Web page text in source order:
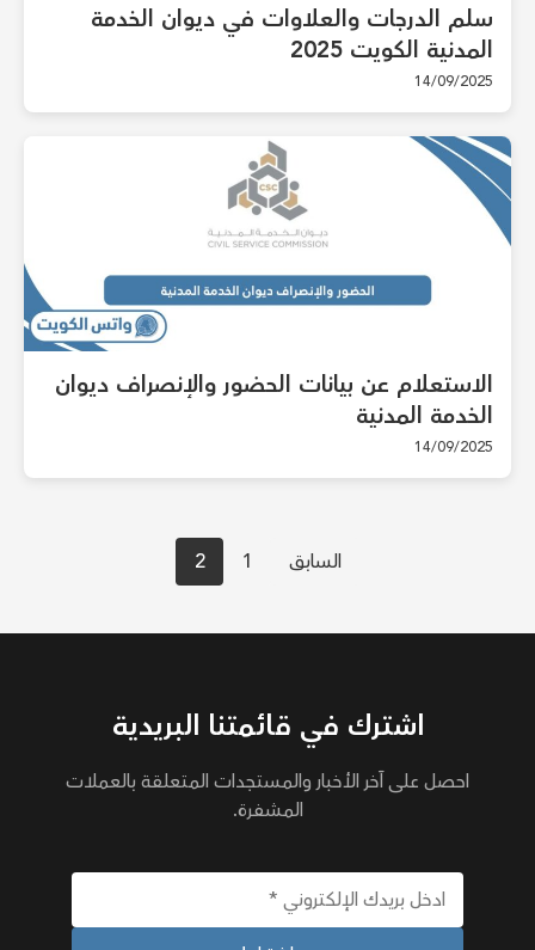
سلم الدرجات والعلاوات في ديوان الخدمة
المدنية الكويت 2025
14/09/2025
الاستعلام عن بيانات الحضور والإنصراف ديوان
الخدمة المدنية
14/09/2025
تعدد
المقالات
السابق 1
2
اشترك في قائمتنا البريدية
احصل على آخر الأخبار والمستجدات المتعلقة بالعملات
المشفرة.